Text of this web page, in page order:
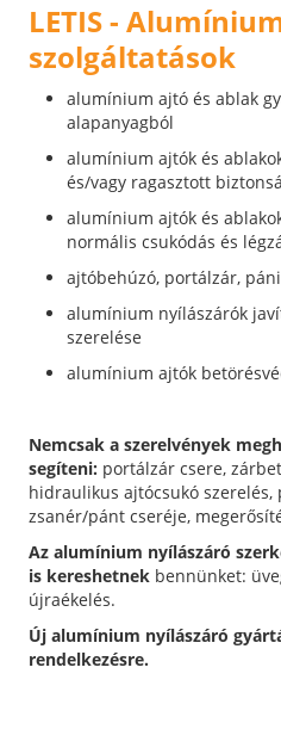
LETIS -
szolgáltatások
alumínium ajtó és ablak
alapanyagból
alumínium ajtók és
és/vagy ragasztott
alumínium ajtók és
normális csukódás és
ajtóbehúzó, portálzár,
alumínium nyílászárók
szerelése
alumínium ajtók
Nemcsak a szerelvények
segíteni: portálzár csere,
hidraulikus ajtócsukó
zsanér/pánt cseréje,
Az alumínium nyílászáró
is kereshetnek bennünket:
újraékelés.
Új alumínium nyílászáró
rendelkezésre.